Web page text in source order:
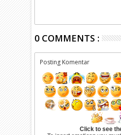
0 COMMENTS :
Posting Komentar
Click to see